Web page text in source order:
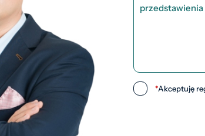
*Akceptuję